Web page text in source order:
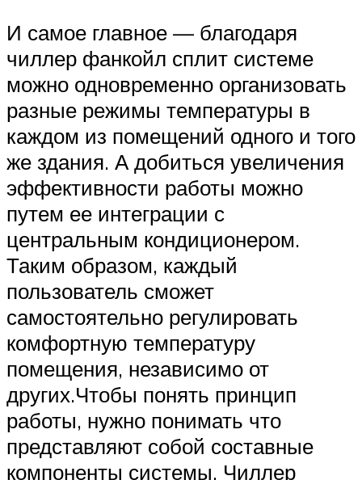
И самое главное — благодаря
чиллер фанкойл сплит системе
можно одновременно организовать
разные режимы температуры в
каждом из помещений одного и того
же здания. А добиться увеличения
эффективности работы можно
путем ее интеграции с
центральным кондиционером.
Таким образом, каждый
пользователь сможет
самостоятельно регулировать
комфортную температуру
помещения, независимо от
других.Чтобы понять принцип
работы, нужно понимать что
представляют собой составные
компоненты системы. Чиллер